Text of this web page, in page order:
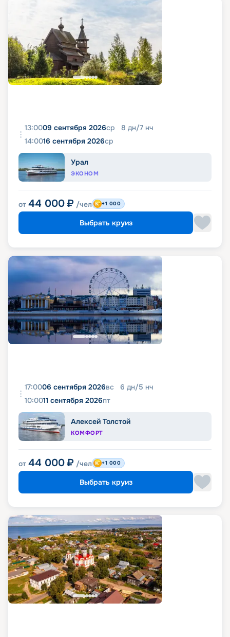
13:0009 сентября 2026ср 8 дн/7 нч
14:0016 сентября 2026ср
Урал
ЭКОНОМ
от 44 000 ₽ /чел +1 000
Выбрать круиз
17:0006 сентября 2026вс 6 дн/5 нч
10:0011 сентября 2026пт
Алексей Толстой
КОМФОРТ
от 44 000 ₽ /чел +1 000
Выбрать круиз